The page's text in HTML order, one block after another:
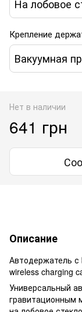
На лобовое
Крепление
Вакуумная
Нет в наличии
641 грн
Описание
Автодержатель с
wireless charging
Универсальный
гравитационным